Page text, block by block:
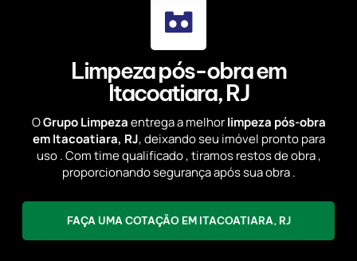
Limpeza pós-obra em
Itacoatiara, RJ
OGrupo Limpezaentrega a melhorlimpeza pós-obra
em Itacoatiara, RJ, deixando seu imóvel pronto para
uso . Com time qualificado , tiramos restos de obra ,
proporcionando segurança após sua obra .
FAÇA UMA COTAÇÃO EM ITACOATIARA, RJ